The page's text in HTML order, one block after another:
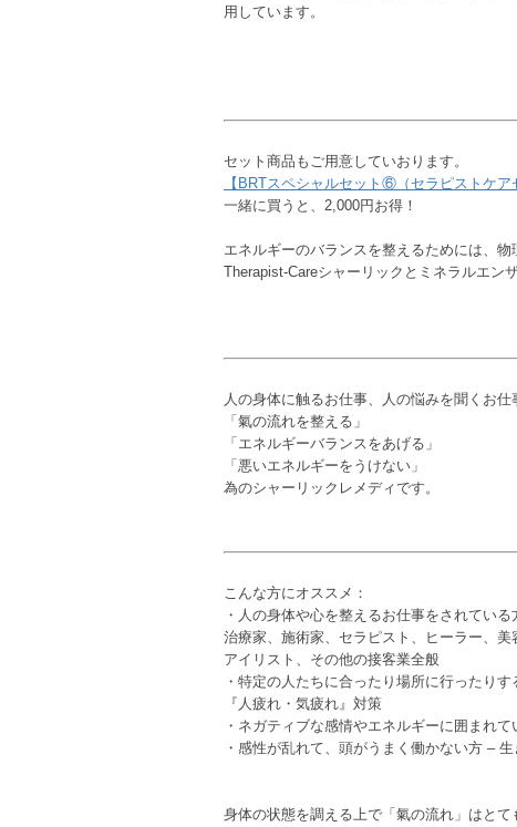
用しています。
セット商品もご用意していおります。
【BRTスペシャルセット⑥（セラピストケア
一緒に買うと、2,000円お得！
エネルギーのバランスを整えるためには、
Therapist-Careシャーリックとミネラルエン
人の身体に触るお仕事、人の悩みを聞くお
「氣の流れを整える」
「エネルギーバランスをあげる」
「悪いエネルギーをうけない」
為のシャーリックレメディです。
こんな方にオススメ：
・人の身体や心を整えるお仕事をされている
治療家、施術家、セラピスト、ヒーラー、美
アイリスト、その他の接客業全般
・特定の人たちに合ったり場所に行ったり
『人疲れ・気疲れ』対策
・ネガティブな感情やエネルギーに囲まれて
・感性が乱れて、頭がうまく働かない方 –
身体の状態を調える上で「氣の流れ」はと